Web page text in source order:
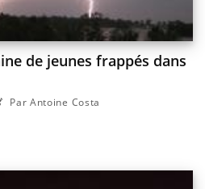
de jeunes frappés dans
Par Antoine Costa